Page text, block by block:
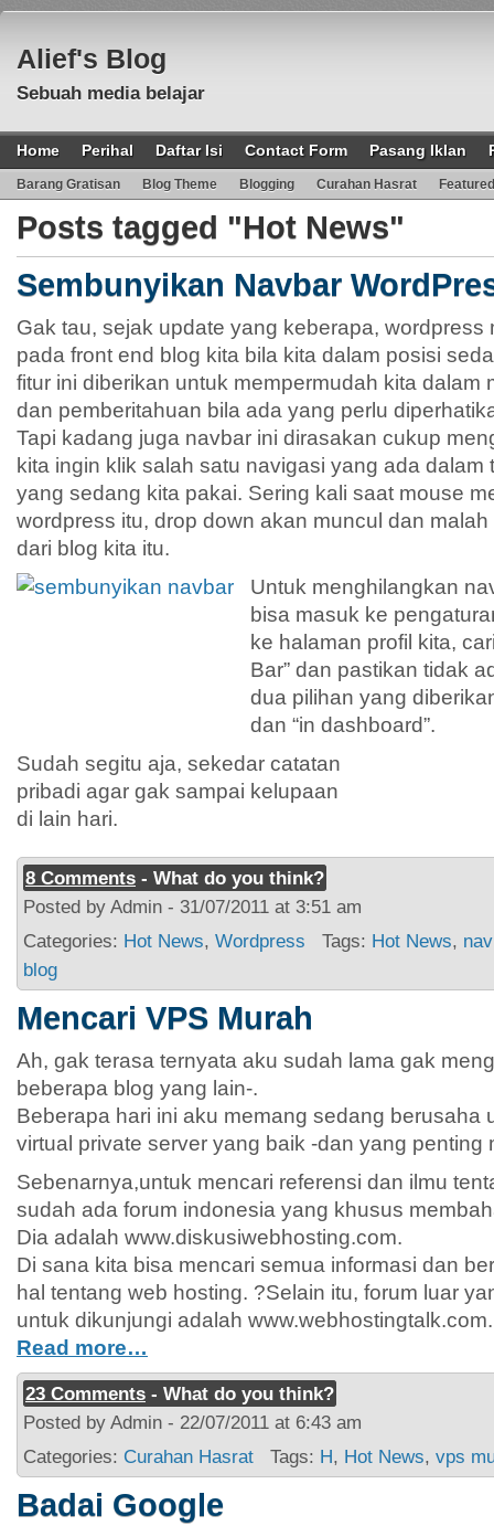
Alief's Blog
Sebuah media belajar
Home Perihal Daftar Isi Contact Form Pasang Iklan
Barang Gratisan Blog Theme Blogging Curahan Hasrat Featured
Posts tagged "Hot News"
Sembunyikan Navbar
Gak tau, sejak update yang keberapa, wordpress
pada front end blog kita bila kita dalam posisi
fitur ini diberikan untuk mempermudah kita dalam
dan pemberitahuan bila ada yang perlu
Tapi kadang juga navbar ini dirasakan cukup
kita ingin klik salah satu navigasi yang ada dalam
yang sedang kita pakai. Sering kali saat mouse
wordpress itu, drop down akan muncul dan
dari blog kita itu.
Untuk menghilangkan
bisa masuk ke
ke halaman profil kita,
Bar” dan pastikan tidak
dua pilihan yang
dan “in dashboard”.
Sudah segitu aja, sekedar catatan
pribadi agar gak sampai kelupaan
di lain hari.
8 Comments - What do you think?
Posted by Admin - 31/07/2011 at 3:51 am
Categories: Hot News, Wordpress Tags: Hot News,
blog
Mencari VPS Murah
Ah, gak terasa ternyata aku sudah lama gak
beberapa blog yang lain-.
Beberapa hari ini aku memang sedang berusaha
virtual private server yang baik -dan yang penting
Sebenarnya,untuk mencari referensi dan ilmu
sudah ada forum indonesia yang khusus
Dia adalah www.diskusiwebhosting.com.
Di sana kita bisa mencari semua informasi dan
hal tentang web hosting. ?Selain itu, forum luar
untuk dikunjungi adalah www.webhostingtalk.com.
Read more…
23 Comments - What do you think?
Posted by Admin - 22/07/2011 at 6:43 am
Categories: Curahan Hasrat Tags: H, Hot News, vps
Badai Google